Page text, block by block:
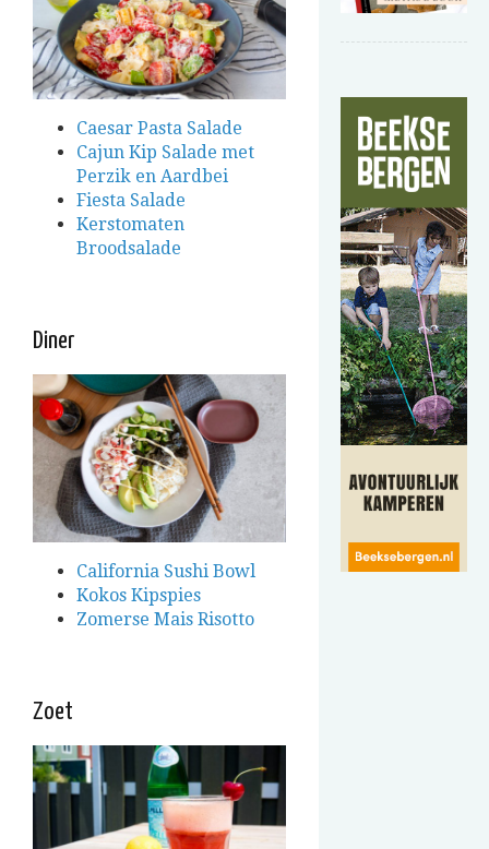
Caesar Pasta Salade
Cajun Kip Salade met
Perzik en Aardbei
Fiesta Salade
Kerstomaten
Broodsalade
Diner
California Sushi Bowl
Kokos Kipspies
Zomerse Mais Risotto
Zoet